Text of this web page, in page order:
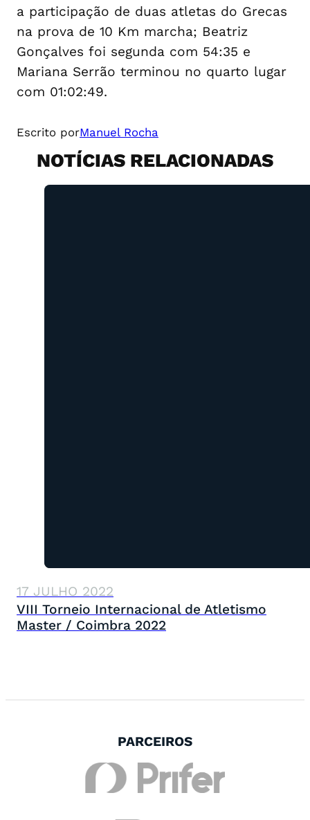
a participação de duas atletas do Grecas
na prova de 10 Km marcha; Beatriz
Gonçalves foi segunda com 54:35 e
Mariana Serrão terminou no quarto lugar
com 01:02:49.
Escrito porManuel Rocha
NOTÍCIAS RELACIONADAS
17 JULHO 2022
VIII Torneio Internacional de Atletismo
Master / Coimbra 2022
PARCEIROS